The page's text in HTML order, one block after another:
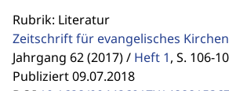
Rubrik: Literatur
Zeitschrift für evangelisches
Jahrgang 62 (2017) / Heft 1, S. 106-
Publiziert 09.07.2018